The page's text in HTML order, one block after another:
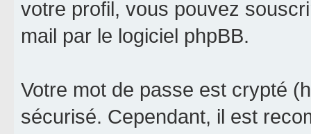
votre profil, vous pouvez
mail par le logiciel phpBB.
Votre mot de passe est crypté
sécurisé. Cependant, il est